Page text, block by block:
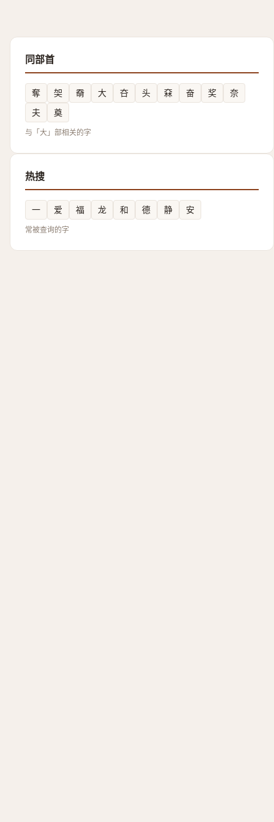
同部首
奪 㚙 奣 大 夻 头 㚞 奋 奖
奈
夫
奠
与「大」部相关的字
热搜
一 爱 福 龙 和 德 静 安
常被查询的字